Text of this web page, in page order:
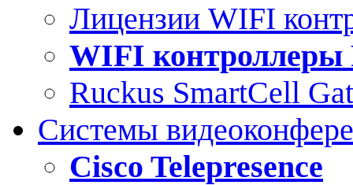
Лицензии WIFI
WIFI контроллеры
Ruckus SmartCell
Системы
Cisco Telepresence